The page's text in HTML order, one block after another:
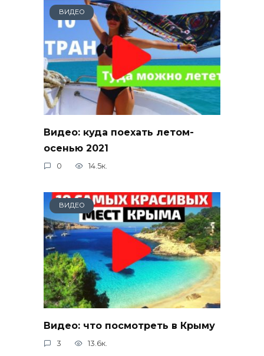
ВИДЕО
Видео: куда поехать летом-
осенью 2021
0 14.5к.
ВИДЕО
Видео: что посмотреть в Крыму
3 13.6к.